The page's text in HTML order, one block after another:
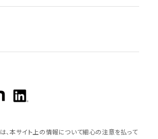
、本サイト上の情報について細心の注意を払って